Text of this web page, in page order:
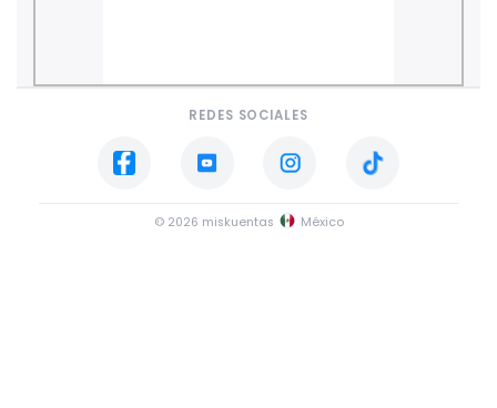
REDES SOCIALES
© 2026 miskuentas México